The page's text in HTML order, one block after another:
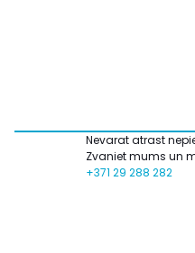
Nevarat atrast
Zvaniet mums un
+371 29 288 282